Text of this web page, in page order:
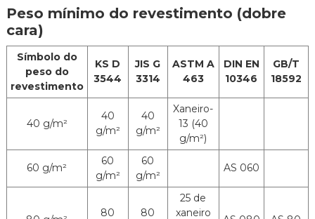
Peso mínimo do revestimento (dobre
cara)
Símbolo do
peso do
revestimento
KS D
3544
JIS G
3314
ASTM A
463
DIN EN
10346
GB/T
18592
40 g/m²
40
g/m²
40
g/m²
Xaneiro-
13 (40
g/m²)
60 g/m²
60
g/m²
60
g/m²
AS 060
80
80
25 de
xaneiro
Estado de
entrega
Bobina, tira, folla, tubo (para sistema de